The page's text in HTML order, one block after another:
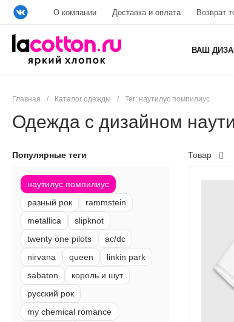
О компании Доставка и оплата Возврат
ВАШ
Главная / Каталог одежды / Тег: наутилус помпилиус
Одежда с дизайном
Популярные теги
наутилус помпилиус
разный рок
rammstein
metallica
slipknot
twenty one pilots
ac/dc
nirvana
queen
linkin park
sabaton
король и шут
русский рок
my chemical romance
Товар